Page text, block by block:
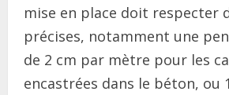
mise en place doit respecter
précises, notamment une
de 2 cm par mètre pour les
encastrées dans le béton, ou